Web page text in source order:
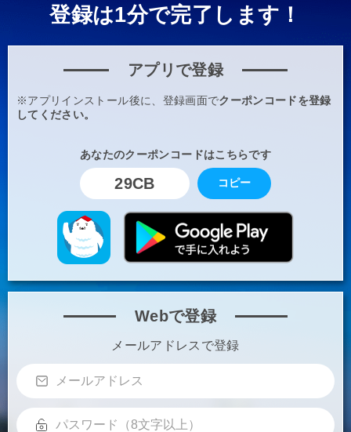
登録は1分で完了します！
アプリで登録
※アプリインストール後に、登録画面でクーポンコードを登録
してください。
あなたのクーポンコードはこちらです
29CB コピー
Webで登録
メールアドレスで登録